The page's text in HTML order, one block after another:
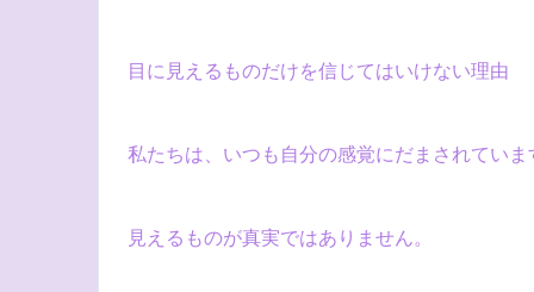
目に見えるものだけを信じてはいけない理由
私たちは、いつも自分の感覚にだまされていま
見えるものが真実ではありません。